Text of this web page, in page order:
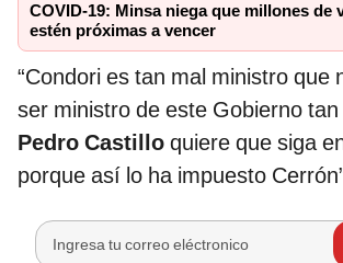
COVID-19: Minsa niega que millones de
estén próximas a vencer
“Condori es tan mal ministro que
ser ministro de este Gobierno
Pedro Castillo quiere que siga
porque así lo ha impuesto